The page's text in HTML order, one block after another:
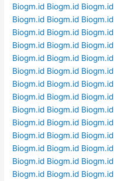
Biogm.id Biogm.id Biogm.id
Biogm.id Biogm.id Biogm.id
Biogm.id Biogm.id Biogm.id
Biogm.id Biogm.id Biogm.id
Biogm.id Biogm.id Biogm.id
Biogm.id Biogm.id Biogm.id
Biogm.id Biogm.id Biogm.id
Biogm.id Biogm.id Biogm.id
Biogm.id Biogm.id Biogm.id
Biogm.id Biogm.id Biogm.id
Biogm.id Biogm.id Biogm.id
Biogm.id Biogm.id Biogm.id
Biogm.id Biogm.id Biogm.id
Biogm.id Biogm.id Biogm.id